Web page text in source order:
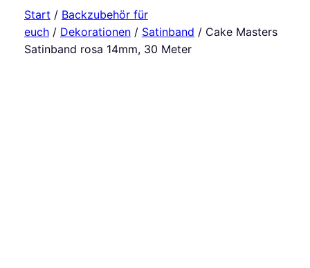
Start / Backzubehör für
euch/ Dekorationen/ Satinband / Cake Masters
Satinband rosa 14mm, 30 Meter